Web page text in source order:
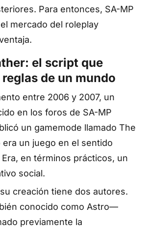
Para entonces, SA-MP
mercado del roleplay
el script que
de un mundo
entre 2006 y 2007, un
en los foros de SA-MP
un gamemode llamado The
era un juego en el sentido
en términos prácticos, un
social.
creación tiene dos autores.
conocido como Astro—
previamente la